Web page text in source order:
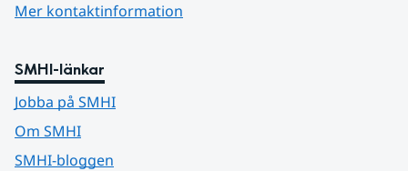
Mer kontaktinformation
SMHI-länkar
Jobba på SMHI
Om SMHI
SMHI-bloggen